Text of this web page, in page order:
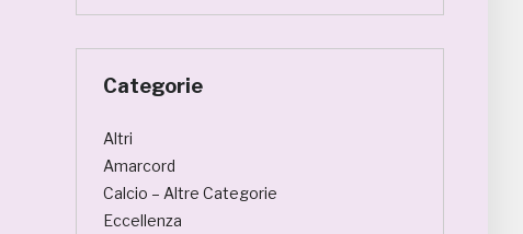
Categorie
Altri
Amarcord
Calcio – Altre Categorie
Eccellenza